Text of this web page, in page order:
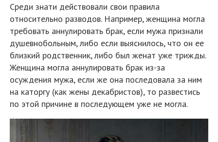
Среди знати действовали свои правила
относительно разводов. Например, женщина могла
требовать аннулировать брак, если мужа признали
душевнобольным, либо если выяснилось, что он ее
близкий родственник, либо был женат уже трижды.
Женщина могла аннулировать брак из-за
осуждения мужа, если же она последовала за ним
на каторгу (как жены декабристов), то развестись
по этой причине в последующем уже не могла.